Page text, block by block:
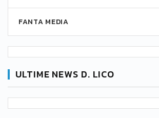
FANTA MEDIA
ULTIME NEWS D. LICO